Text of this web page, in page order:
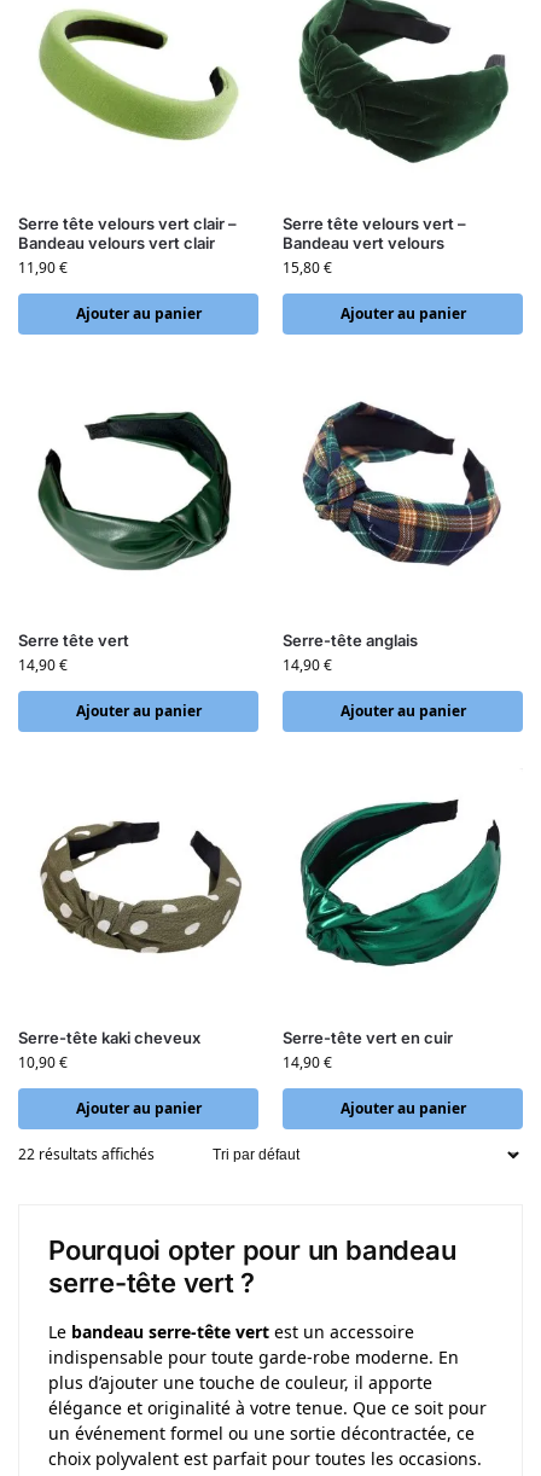
Serre tête velours vert clair –
Bandeau velours vert clair
11,90€
Ajouter au panier
Serre tête velours vert –
Bandeau vert velours
15,80€
Ajouter au panier
Serre tête vert
14,90€
Ajouter au panier
Serre-tête anglais
14,90€
Ajouter au panier
Serre-tête kaki cheveux
10,90€
Ajouter au panier
Serre-tête vert en cuir
14,90€
Ajouter au panier
22 résultats affichés
Pourquoi opter pour un bandeau
serre-tête vert ?
Le bandeau serre-tête vert est un accessoire
indispensable pour toute garde-robe moderne. En
plus d’ajouter une touche de couleur, il apporte
élégance et originalité à votre tenue. Que ce soit pour
un événement formel ou une sortie décontractée, ce
choix polyvalent est parfait pour toutes les occasions.